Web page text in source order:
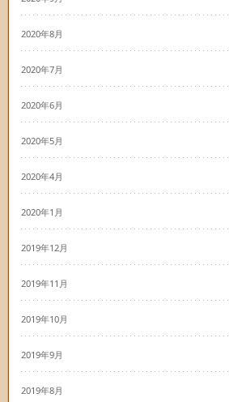
2020年8月
2020年7月
2020年6月
2020年5月
2020年4月
2020年1月
2019年12月
2019年11月
2019年10月
2019年9月
2019年8月